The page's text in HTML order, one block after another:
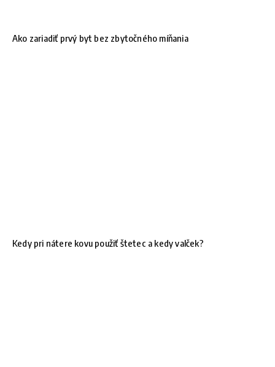
Ako zariadiť prvý byt bez zbytočného míňania
Kedy pri nátere kovu použiť štetec a kedy valček?